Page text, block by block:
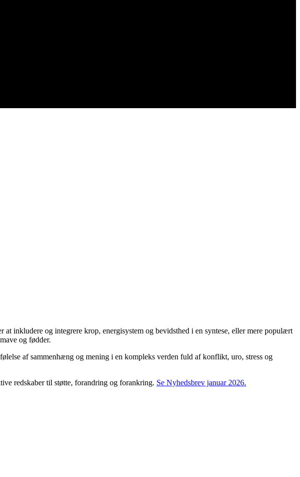
inkludere og integrere krop, energisystem og bevidsthed i en syntese, eller mere populært
og fødder.
af sammenhæng og mening i en kompleks verden fuld af konflikt, uro, stress og
redskaber til støtte, forandring og forankring. Se Nyhedsbrev januar 2026.